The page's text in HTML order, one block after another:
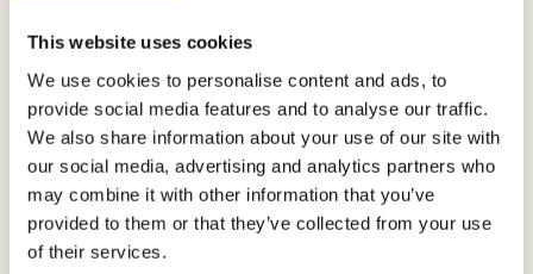
This website uses cookies
We use cookies to personalise content and ads, to
provide social media features and to analyse our traffic.
We also share information about your use of our site with
our social media, advertising and analytics partners who
may combine it with other information that you’ve
provided to them or that they’ve collected from your use
of their services.